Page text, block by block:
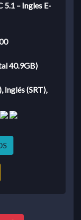
5.1 – Ingles E-
40.9GB)
Inglés (SRT),